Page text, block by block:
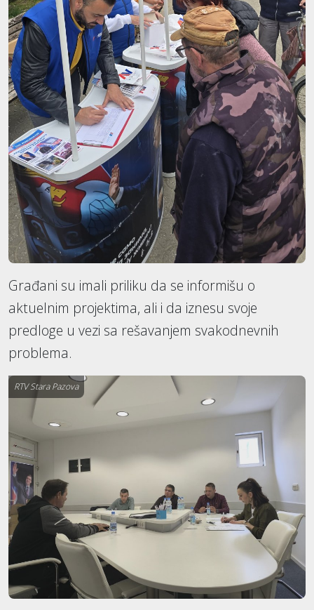
Građani su imali priliku da se informišu o
aktuelnim projektima, ali i da iznesu svoje
predloge u vezi sa rešavanjem svakodnevnih
problema.
RTV Stara Pazova